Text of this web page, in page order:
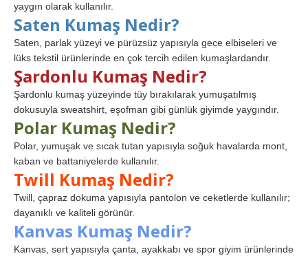
yaygın olarak kullanılır.
Saten Kumaş Nedir?
Saten, parlak yüzeyi ve pürüzsüz yapısıyla gece elbiseleri ve
lüks tekstil ürünlerinde en çok tercih edilen kumaşlardandır.
Şardonlu Kumaş Nedir?
Şardonlu kumaş yüzeyinde tüy bırakılarak yumuşatılmış
dokusuyla sweatshirt, eşofman gibi günlük giyimde yaygındır.
Polar Kumaş Nedir?
Polar, yumuşak ve sıcak tutan yapısıyla soğuk havalarda mont,
kaban ve battaniyelerde kullanılır.
Twill Kumaş Nedir?
Twill, çapraz dokuma yapısıyla pantolon ve ceketlerde kullanılır;
dayanıklı ve kaliteli görünür.
Kanvas Kumaş Nedir?
Kanvas, sert yapısıyla çanta, ayakkabı ve spor giyim ürünlerinde